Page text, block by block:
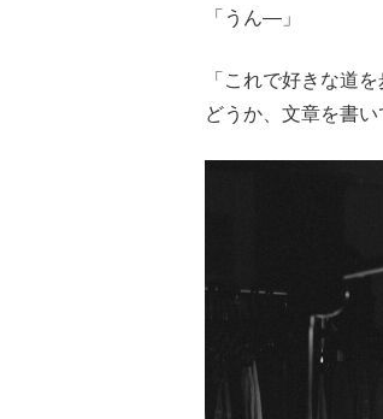
「うん―」
「これで好きな道
どうか、文章を書い